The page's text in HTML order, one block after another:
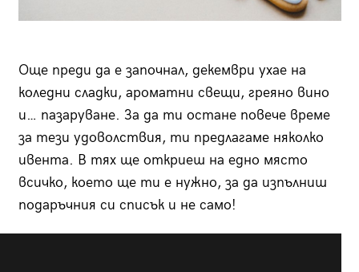
Още преди да е започнал, декември ухае на
коледни сладки, ароматни свещи, греяно вино
и… пазаруване. За да ти остане повече време
за тези удоволствия, ти предлагаме няколко
ивента. В тях ще откриеш на едно място
всичко, което ще ти е нужно, за да изпълниш
подаръчния си списък и не само!